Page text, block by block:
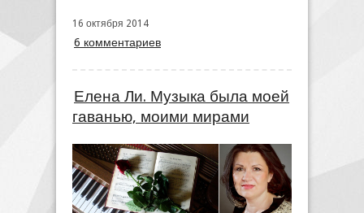
16 октября 2014
6 комментариев
Елена Ли. Музыка была моей
гаванью, моими мирами